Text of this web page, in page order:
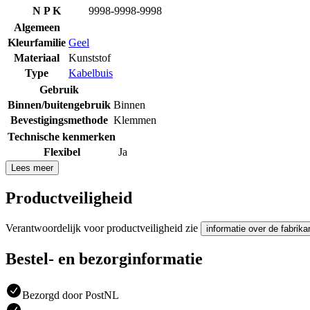
N P K
9998-9998-9998
Algemeen
Kleurfamilie Geel
Materiaal
Kunststof
Type
Kabelbuis
Gebruik
Binnen/buitengebruik Binnen
Bevestigingsmethode Klemmen
Technische kenmerken
Flexibel
Ja
Lees meer
Productveiligheid
Verantwoordelijk voor productveiligheid zie informatie over de
Bestel- en bezorginformatie
Bezorgd door PostNL